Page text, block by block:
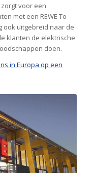
voor een
met een REWE To
ook uitgebreid naar de
klanten de elektrische
doen.
in Europa op een